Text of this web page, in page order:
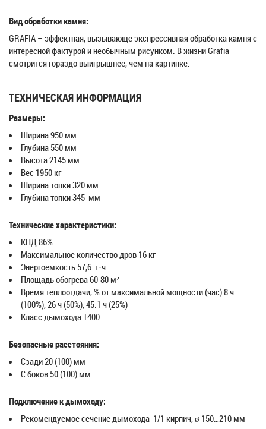
Вид обработки камня:
GRAFIA – эффектная, вызывающе экспрессивная обработка камня с
интересной фактурой и необычным рисунком. В жизни Grafia
смотрится гораздо выигрышнее, чем на картинке.
ТЕХНИЧЕСКАЯ ИНФОРМАЦИЯ
Размеры:
Ширина 950 мм
Глубина 550 мм
Высота 2145 мм
Вес 1950 кг
Ширина топки 320 мм
Глубина топки 345 мм
Технические характеристики:
КПД 86%
Максимальное количество дров 16 кг
Энергоемкость 57,6 т·ч
Площадь обогрева 60-80 м²
Время теплоотдачи, % от максимальной мощности (час) 8 ч
(100%), 26 ч (50%), 45.1 ч (25%)
Класс дымохода T400
Безопасные расстояния:
Сзади 20 (100) мм
С боков 50 (100) мм
Подключение к дымоходу:
Рекомендуемое сечение дымохода 1/1 кирпич, ø 150…210 мм